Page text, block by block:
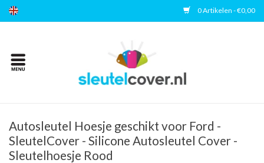
0 Artikelen - €0,00
Home
Accessoires
Veelgestelde vragen
Autosleutel Hoesje geschikt voor Ford -
SleutelCover - Silicone Autosleutel Cover -
Sleutelhoesje Rood